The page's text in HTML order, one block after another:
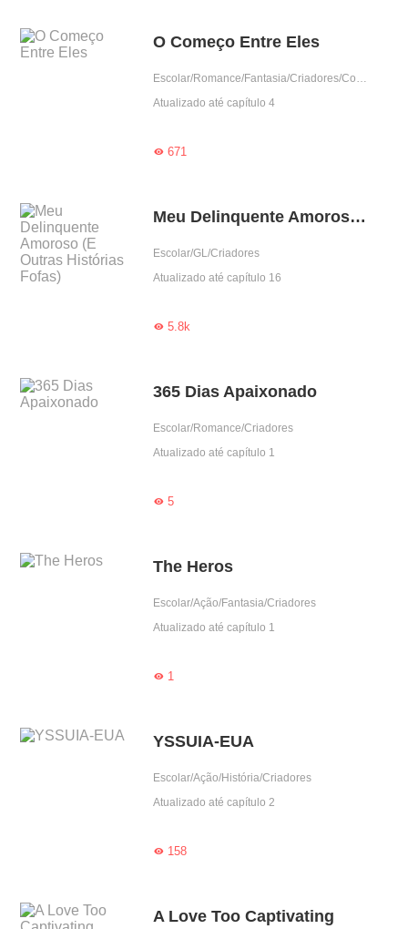
O Começo Entre Eles
Escolar/Romance/Fantasia/Criadores/Completo
Atualizado até capítulo 4
671
Meu Delinquente Amoroso (E Outras Histórias Fofas)
Escolar/GL/Criadores
Atualizado até capítulo 16
5.8k
365 Dias Apaixonado
Escolar/Romance/Criadores
Atualizado até capítulo 1
5
The Heros
Escolar/Ação/Fantasia/Criadores
Atualizado até capítulo 1
1
YSSUIA-EUA
Escolar/Ação/História/Criadores
Atualizado até capítulo 2
158
A Love Too Captivating